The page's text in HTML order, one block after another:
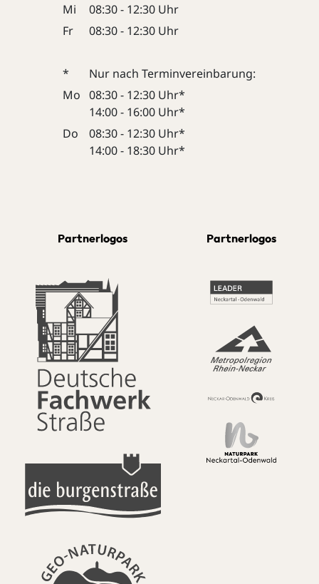
Mi
08:30 - 12:30 Uhr
Fr
08:30 - 12:30 Uhr
*
Nur nach Terminvereinbarung:
Mo 08:30 - 12:30 Uhr*
14:00 - 16:00 Uhr*
Do
08:30 - 12:30 Uhr*
14:00 - 18:30 Uhr*
Partnerlogos Partnerlogos